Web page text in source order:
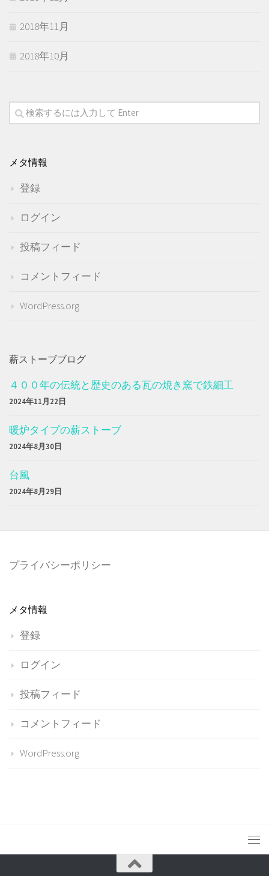
2018年11月
2018年10月
メタ情報
登録
ログイン
投稿フィード
コメントフィード
WordPress.org
薪ストーブブログ
４００年の伝統と歴史のある瓦の焼き窯で鉄細工
2024年11月22日
暖炉タイプの薪ストーブ
2024年8月30日
台風
2024年8月29日
プライバシーポリシー
メタ情報
登録
ログイン
投稿フィード
コメントフィード
WordPress.org